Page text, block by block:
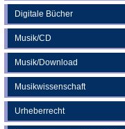
Digitale Bücher
Musik/CD
Musik/Download
Musikwissenschaft
Urheberrecht